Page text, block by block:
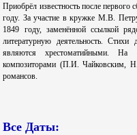
Приобрёл известность после
году. За участие в кружке М.В.
1849 году, заменённой ссылкой
литературную деятельность.
являются хрестоматийными. На
композиторами (П.И. Чайковским,
романсов.
Все Даты: